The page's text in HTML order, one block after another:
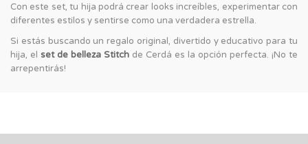
Con este set, tu hija podrá crear looks increíbles, experimentar con
diferentes estilos y sentirse como una verdadera estrella.
Si estás buscando un regalo original, divertido y educativo para tu
hija, el set de belleza Stitch de Cerdá es la opción perfecta. ¡No te
arrepentirás!